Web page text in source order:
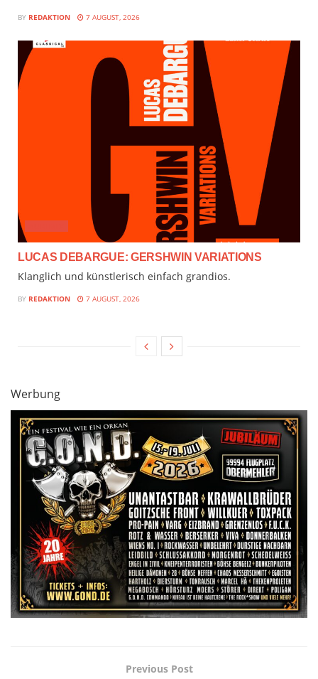
BY REDAKTION 7 AUGUST, 2026
LUCAS DEBARGUE: GERSHWIN VARIATIONS
Klanglich und künstlerisch einfach grandios.
BY REDAKTION 7 AUGUST, 2026
Werbung
Previous Post